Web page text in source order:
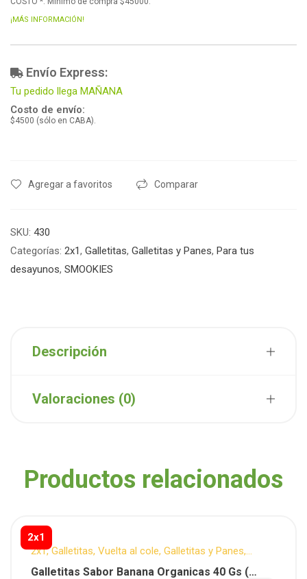
¡MÁS INFORMACIÓN!
Envío Express:
Tu pedido llega MAÑANA
Costo de envío:
$4500 (sólo en CABA).
Agregar a favoritos Comparar
SKU: 430
Categorías: 2x1, Galletitas, Galletitas y Panes, Para tus
desayunos, SMOOKIES
Descripción
Valoraciones (0)
Productos relacionados
2x1
2x1,Galletitas, Vuelta al cole, Galletitas y Panes,
SMOOKIES ,Organicos
Galletitas Sabor Banana Organicas 40 Gs (